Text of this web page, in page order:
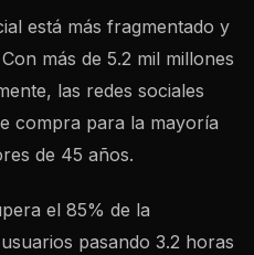
está más fragmentado y
más de 5.2 mil millones
las redes sociales
compra para la mayoría
de 45 años.
el 85% de la
pasando 3.2 horas